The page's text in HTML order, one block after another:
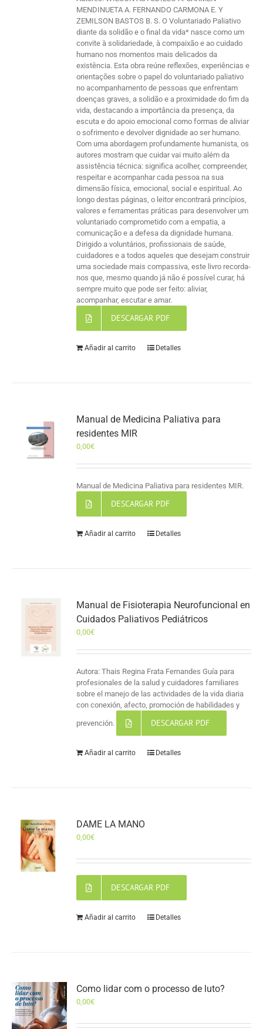
MENDINUETA A. FERNANDO CARMONA E. Y
ZEMILSON BASTOS B. S. O Voluntariado Paliativo
diante da solidão e o final da vida* nasce como um
convite à solidariedade, à compaixão e ao cuidado
humano nos momentos mais delicados da
existência. Esta obra reúne reflexões, experiências e
orientações sobre o papel do voluntariado paliativo
no acompanhamento de pessoas que enfrentam
doenças graves, a solidão e a proximidade do fim da
vida, destacando a importância da presença, da
escuta e do apoio emocional como formas de aliviar
o sofrimento e devolver dignidade ao ser humano.
Com uma abordagem profundamente humanista, os
autores mostram que cuidar vai muito além da
assistência técnica: significa acolher, compreender,
respeitar e acompanhar cada pessoa na sua
dimensão física, emocional, social e espiritual. Ao
longo destas páginas, o leitor encontrará princípios,
valores e ferramentas práticas para desenvolver um
voluntariado comprometido com a empatia, a
comunicação e a defesa da dignidade humana.
Dirigido a voluntários, profissionais de saúde,
cuidadores e a todos aqueles que desejam construir
uma sociedade mais compassiva, este livro recorda-
nos que, mesmo quando já não é possível curar, há
sempre muito que pode ser feito: aliviar,
acompanhar, escutar e amar.
DESCARGAR PDF
Añadir al carrito Detalles
Manual de Medicina Paliativa para
residentes MIR
0,00€
Manual de Medicina Paliativa para residentes MIR.
DESCARGAR PDF
Añadir al carrito Detalles
Manual de Fisioterapia Neurofuncional en
Cuidados Paliativos Pediátricos
0,00€
Autora: Thais Regina Frata Fernandes Guía para
profesionales de la salud y cuidadores familiares
sobre el manejo de las actividades de la vida diaria
con conexión, afecto, promoción de habilidades y
prevención. DESCARGAR PDF
Añadir al carrito Detalles
DAME LA MANO
0,00€
DESCARGAR PDF
Añadir al carrito Detalles
Como lidar com o processo de luto?
0,00€